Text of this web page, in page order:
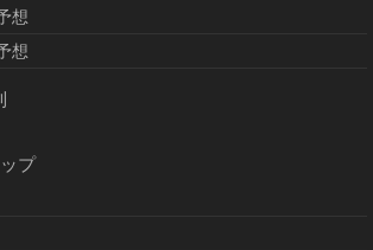
想
想
プ